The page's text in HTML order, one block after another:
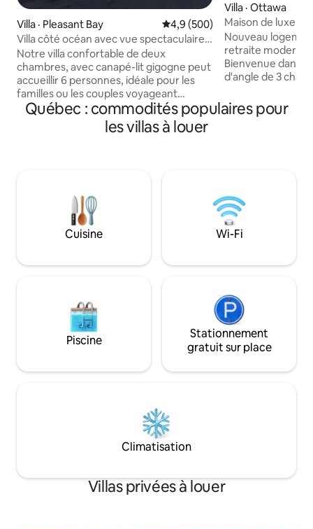
Villa · Pleasant Bay Note moyenne de 4,9 sur 5,
4,9 (500)
Villa côté océan avec vue spectaculaire
sur les couchers de soleil
Notre villa confortable de deux
chambres, avec canapé-lit gigogne peut
accueillir 6 personnes, idéale pour les
familles ou les couples voyageant
ensemble. Cuisine complète, salle de
bain trois pièces, terrasse ensoleillée
fermée avec patio. Donne sur l'océan et
il y a une plate-forme avec des chaises
pour que vous puissiez simplement vous
asseoir et regarder des couchers de
soleil incroyables. Faites de notre villa
explorant.
Villa · Ottawa
Maison de luxe
table de billard
Nouveau
retraite moderne
Bienvenue dans
d'angle de 3
moderne, près
commerçante,
fêtes, pas
cour, du jacuzzi,
après 23 h. Merci
compréhension !
Québec : commodités populaires pour
les villas à louer
Cuisine Wi-Fi
Piscine
Stationnement
gratuit sur place
Climatisation
Villas privées à louer